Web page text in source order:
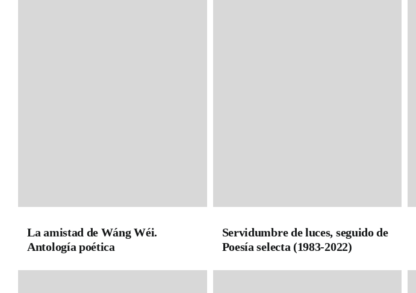
La amistad de Wáng Wéi.
Antología poética
Servidumbre de luces, seguido de
Poesía selecta (1983-2022)